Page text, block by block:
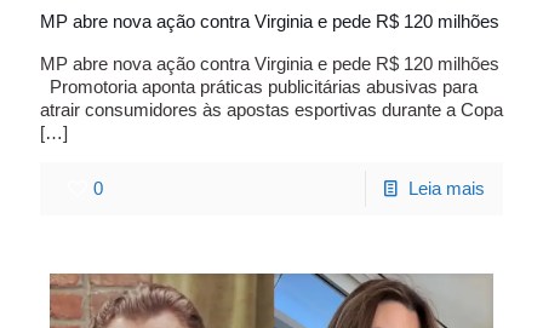
MP abre nova ação contra Virginia e pede R$ 120 milhões
MP abre nova ação contra Virginia e pede R$ 120 milhões
Promotoria aponta práticas publicitárias abusivas para
atrair consumidores às apostas esportivas durante a Copa
[…]
0 Leia mais